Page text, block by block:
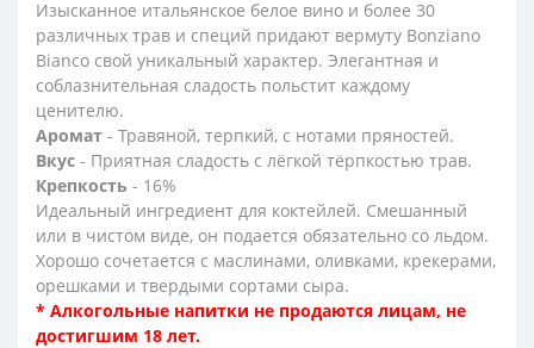
Изысканное итальянское белое вино и более 30
различных трав и специй придают вермуту Bonziano
Bianco свой уникальный характер. Элегантная и
соблазнительная сладость польстит каждому
ценителю.
Аромат - Травяной, терпкий, с нотами пряностей.
Вкус - Приятная сладость с лёгкой тёрпкостью трав.
Крепкость - 16%
Идеальный ингредиент для коктейлей. Смешанный
или в чистом виде, он подается обязательно со льдом.
Хорошо сочетается с маслинами, оливками, крекерами,
орешками и твердыми сортами сыра.
* Алкогольные напитки не продаются лицам, не
достигшим 18 лет.